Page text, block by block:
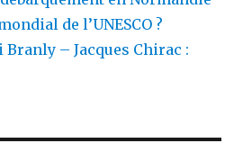
de l’UNESCO ?
Branly – Jacques Chirac :